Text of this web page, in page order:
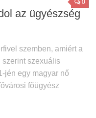
0
az ügyészség
szemben, amiért a
szerint szexuális
jén egy magyar nő
főügyész